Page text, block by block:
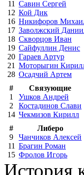
11 Савин Сергей
12 Кой Дик
16 Никифоров
17 Заволжский
18 Скворцов Иван
19 Сайфуллин Денис
20 Гараев Артур
21 Моторыгин
28 Осадчий Артем
#
Связующие
1
Ушков Андрей
2
Костадинов Слави
14 Чекмизов Кирилл
#
Либеро
9
Чанчиков Алексей
11 Брагин Роман
15 Фролов Игорь
История